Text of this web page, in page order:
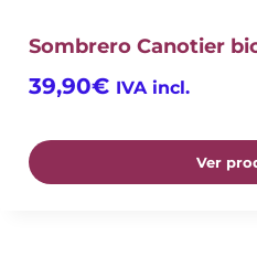
Sombrero Canotier
39,90€ IVA incl.
Ver